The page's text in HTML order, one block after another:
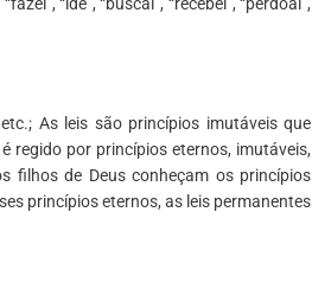
As leis são princípios imutáveis que
regido por princípios eternos, imutáveis,
filhos de Deus conheçam os princípios
princípios eternos, as leis permanentes